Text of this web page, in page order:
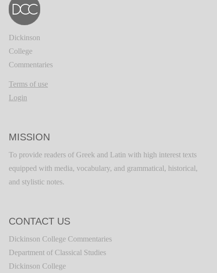
Dickinson
College
Commentaries
Terms of use
Login
MISSION
To provide readers of Greek and Latin with high interest texts
equipped with media, vocabulary, and grammatical, historical,
and stylistic notes.
CONTACT US
Dickinson College Commentaries
Department of Classical Studies
Dickinson College